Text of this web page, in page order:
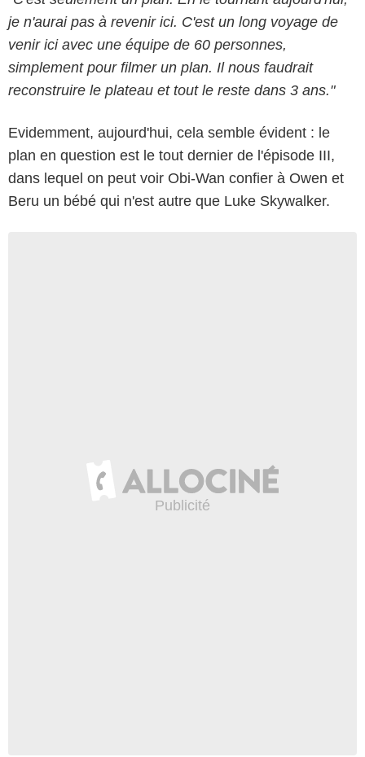
je n'aurai pas à revenir ici. C'est un long voyage de
venir ici avec une équipe de 60 personnes,
simplement pour filmer un plan. Il nous faudrait
reconstruire le plateau et tout le reste dans 3 ans."
Evidemment, aujourd'hui, cela semble évident : le
plan en question est le tout dernier de l'épisode III,
dans lequel on peut voir Obi-Wan confier à Owen et
Beru un bébé qui n'est autre que Luke Skywalker.